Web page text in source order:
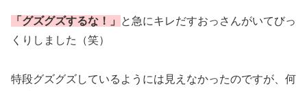
「グズグズするな！」
と急にキレだすおっさんがいてびっ
くりしました（笑）
特段グズグズしているようには見えなかったのですが、何